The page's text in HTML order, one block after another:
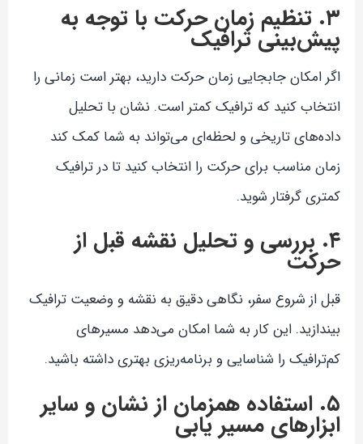
۳. تنظیم زمان حرکت با توجه به
پیش‌بینی ترافیک
اگر امکان جابجایی زمان حرکت دارید، بهتر است زمانی را
انتخاب کنید که ترافیک کمتر است. نشان با تحلیل
داده‌های تاریخی و لحظه‌ای می‌تواند به شما کمک کند
زمان مناسب برای حرکت را انتخاب کنید تا در ترافیک
کمتری گرفتار شوید.
۴. بررسی و تحلیل نقشه قبل از
حرکت
قبل از شروع سفر، نگاهی دقیق به نقشه و وضعیت ترافیک
بیندازید. این کار به شما امکان می‌دهد مسیرهای
کم‌ترافیک را شناسایی و برنامه‌ریزی بهتری داشته باشید.
۵. استفاده همزمان از نشان و سایر
ابزارهای مسیر یابی